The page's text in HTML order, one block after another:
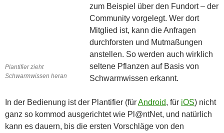
Plantifier zieht
Schwarmwissen heran
zum Beispiel über den Fundort – der
Community vorgelegt. Wer dort
Mitglied ist, kann die Anfragen
durchforsten und Mutmaßungen
anstellen. So werden auch wirklich
seltene Pflanzen auf Basis von
Schwarmwissen erkannt.
In der Bedienung ist der Plantifier (fürAndroid, für iOS) nicht
ganz so kommod ausgerichtet wie Pl@ntNet, und natürlich
kann es dauern, bis die ersten Vorschläge von den